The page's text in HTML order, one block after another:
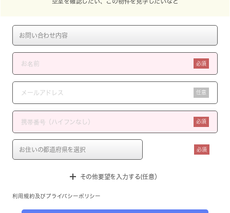
必須
任意
必須
必須
その他要望を入力する(任意）
利用規約 及び プライバシーポリシー